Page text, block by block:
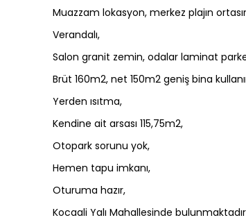
Muazzam lokasyon, merkez plajın
Verandalı,
Salon granit zemin, odalar laminat
Brüt 160m2, net 150m2 geniş bina
Yerden ısıtma,
Kendine ait arsası 115,75m2,
Otopark sorunu yok,
Hemen tapu imkanı,
Oturuma hazır,
Kocaali Yalı Mahallesinde